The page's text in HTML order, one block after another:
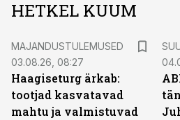
HETKEL KUUM
MAJANDUSTULEMUSED
03.08.26, 08:27
Haagiseturg ärkab:
tootjad kasvatavad
mahtu ja valmistuvad